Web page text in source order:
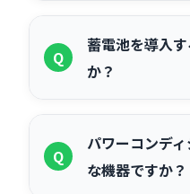
時に使用でき
約内容を事前
能です。ただ
ージパリティ補
15kWh以上の
条件となってい
雨天時の電気代
Q
蓄電池を導入
か？
した余剰電力を
のピーク時に
Q
パワーコンデ
な機器ですか？